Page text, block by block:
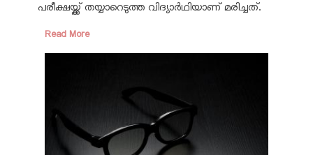
പരീക്ഷയ്ക്ക് തയ്യാറെടുത്ത വിദ്യാര്‍ഥിയാണ് മരിച്ചത്.
Read More